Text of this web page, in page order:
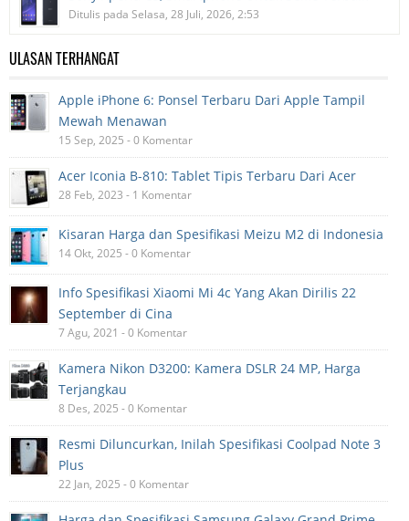
Ditulis pada Selasa, 28 Juli, 2026, 2:53
ULASAN TERHANGAT
Apple iPhone 6: Ponsel Terbaru Dari Apple Tampil
Mewah Menawan
15 Sep, 2025 - 0 Komentar
Acer Iconia B-810: Tablet Tipis Terbaru Dari Acer
28 Feb, 2023 - 1 Komentar
Kisaran Harga dan Spesifikasi Meizu M2 di Indonesia
14 Okt, 2025 - 0 Komentar
Info Spesifikasi Xiaomi Mi 4c Yang Akan Dirilis 22
September di Cina
7 Agu, 2021 - 0 Komentar
Kamera Nikon D3200: Kamera DSLR 24 MP, Harga
Terjangkau
8 Des, 2025 - 0 Komentar
Resmi Diluncurkan, Inilah Spesifikasi Coolpad Note 3
Plus
22 Jan, 2025 - 0 Komentar